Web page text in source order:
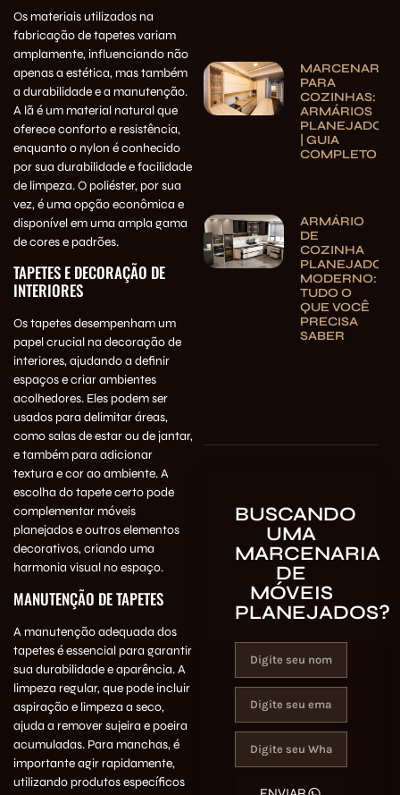
Os materiais utilizados na
fabricação de tapetes variam
amplamente, influenciando não
apenas a estética, mas também
a durabilidade e a manutenção.
A lã é um material natural que
oferece conforto e resistência,
enquanto o nylon é conhecido
por sua durabilidade e facilidade
de limpeza. O poliéster, por sua
vez, é uma opção econômica e
disponível em uma ampla gama
de cores e padrões.
TAPETES E DECORAÇÃO DE
INTERIORES
Os tapetes desempenham um
papel crucial na decoração de
interiores, ajudando a definir
espaços e criar ambientes
acolhedores. Eles podem ser
usados para delimitar áreas,
como salas de estar ou de jantar,
e também para adicionar
textura e cor ao ambiente. A
escolha do tapete certo pode
complementar móveis
planejados e outros elementos
decorativos, criando uma
harmonia visual no espaço.
MANUTENÇÃO DE TAPETES
A manutenção adequada dos
tapetes é essencial para garantir
sua durabilidade e aparência. A
limpeza regular, que pode incluir
aspiração e limpeza a seco,
ajuda a remover sujeira e poeira
acumuladas. Para manchas, é
importante agir rapidamente,
utilizando produtos específicos
MARCENARIA
PARA
COZINHAS:
ARMÁRIOS
PLANEJADOS
| GUIA
COMPLETO
ARMÁRIO
DE
COZINHA
PLANEJADO
MODERNO:
TUDO O
QUE VOCÊ
PRECISA
SABER
BUSCANDO
UMA
MARCENARIA
DE
MÓVEIS
PLANEJADOS?